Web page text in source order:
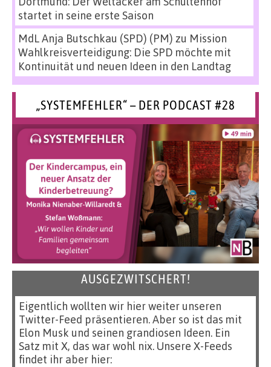
startet in seine erste Saison
MdL Anja Butschkau (SPD) (PM) zu Mission
Wahlkreisverteidigung: Die SPD möchte mit
Kontinuität und neuen Ideen in den Landtag
„SYSTEMFEHLER“ – DER PODCAST #28
AUSGEZWITSCHERT!
Eigentlich wollten wir hier weiter unseren
Twitter-Feed präsentieren. Aber so ist das mit
Elon Musk und seinen grandiosen Ideen. Ein
Satz mit X, das war wohl nix. Unsere X-Feeds
findet ihr aber hier: